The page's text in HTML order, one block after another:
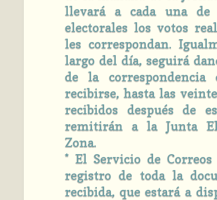
llevará a cada una de
electorales los votos
les correspondan.
largo del día, seguirá
de la correspondencia
recibirse, hasta las
recibidos después de
remitirán a la Junta
Zona.
* El Servicio de
registro de toda la
recibida, que estará a